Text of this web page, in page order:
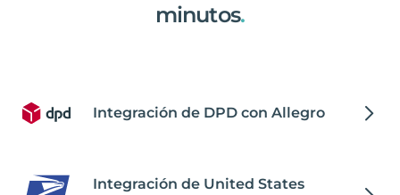
minutos.
Integración de DPD con Allegro
Integración de United States